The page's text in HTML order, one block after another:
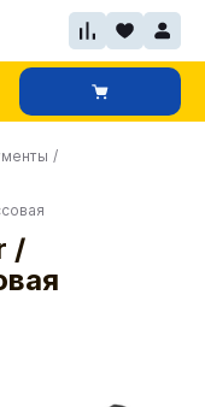
/
/